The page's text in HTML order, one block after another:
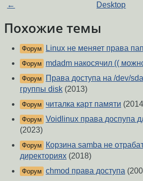
← Desktop
Похожие темы
Форум Linux не меняет права
Форум mdadm накосячил ((
Форум
Права доступа на /dev/
группы disk (2013)
Форум читалка карт памяти
Форум Voidlinux права доспупа
(2023)
Форум
Корзина samba не
директориях (2018)
Форум chmod права доступа